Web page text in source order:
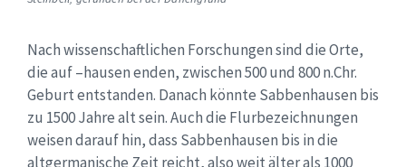
Nach wissenschaftlichen Forschungen sind die Orte,
die auf –hausen enden, zwischen 500 und 800 n.Chr.
Geburt entstanden. Danach könnte Sabbenhausen bis
zu 1500 Jahre alt sein. Auch die Flurbezeichnungen
weisen darauf hin, dass Sabbenhausen bis in die
altgermanische Zeit reicht, also weit älter als 1000